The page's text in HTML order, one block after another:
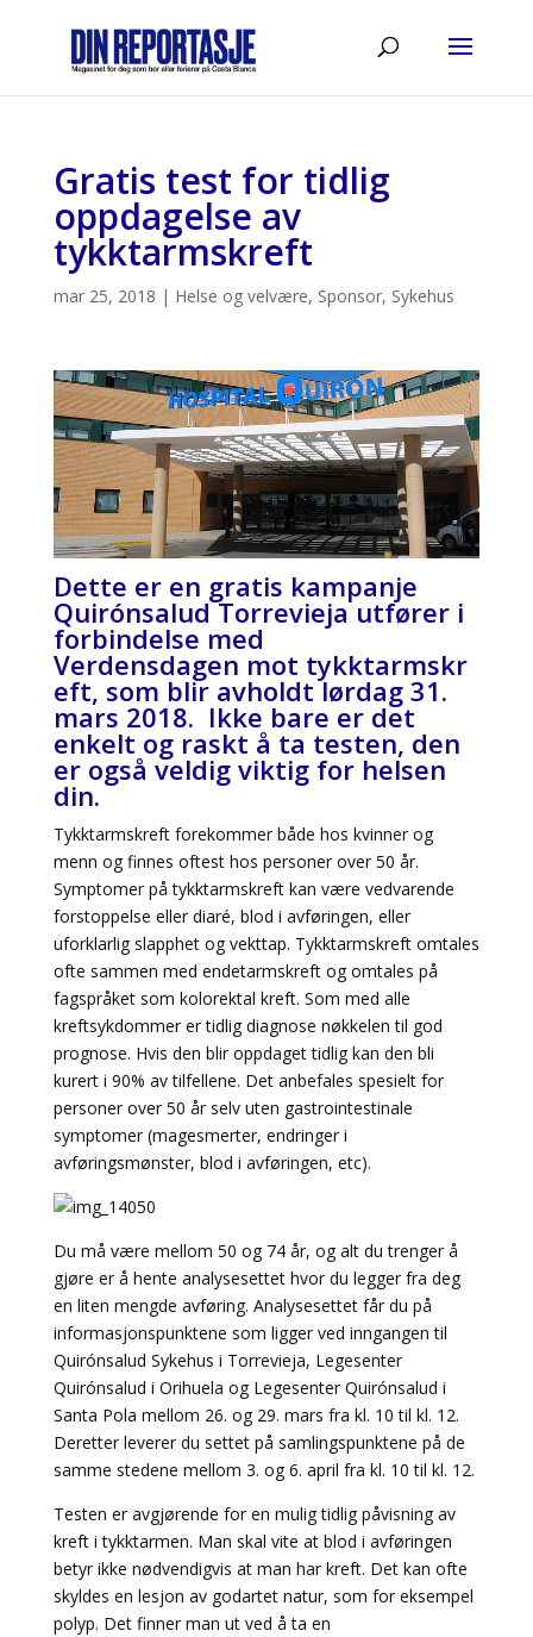
Gratis test for tidlig
oppdagelse av
tykktarmskreft
mar 25, 2018 | Helse og velvære, Sponsor, Sykehus
Dette er en gratis kampanje
Quirónsalud Torrevieja utfører i
forbindelse med
Verdensdagen mot tykktarmskr
eft, som blir avholdt lørdag 31.
mars 2018. Ikke bare er det
enkelt og raskt å ta testen, den
er også veldig viktig for helsen
din.
Tykktarmskreft forekommer både hos kvinner og
menn og finnes oftest hos personer over 50 år.
Symptomer på tykktarmskreft kan være vedvarende
forstoppelse eller diaré, blod i avføringen, eller
uforklarlig slapphet og vekttap. Tykktarmskreft omtales
ofte sammen med endetarmskreft og omtales på
fagspråket som kolorektal kreft. Som med alle
kreftsykdommer er tidlig diagnose nøkkelen til god
prognose. Hvis den blir oppdaget tidlig kan den bli
kurert i 90% av tilfellene. Det anbefales spesielt for
personer over 50 år selv uten gastrointestinale
symptomer (magesmerter, endringer i
avføringsmønster, blod i avføringen, etc).
Du må være mellom 50 og 74 år, og alt du trenger å
gjøre er å hente analysesettet hvor du legger fra deg
en liten mengde avføring. Analysesettet får du på
informasjonspunktene som ligger ved inngangen til
Quirónsalud Sykehus i Torrevieja, Legesenter
Quirónsalud i Orihuela og Legesenter Quirónsalud i
Santa Pola mellom 26. og 29. mars fra kl. 10 til kl. 12.
Deretter leverer du settet på samlingspunktene på de
samme stedene mellom 3. og 6. april fra kl. 10 til kl. 12.
Testen er avgjørende for en mulig tidlig påvisning av
kreft i tykktarmen. Man skal vite at blod i avføringen
betyr ikke nødvendigvis at man har kreft. Det kan ofte
skyldes en lesjon av godartet natur, som for eksempel
polyp. Det finner man ut ved å ta en